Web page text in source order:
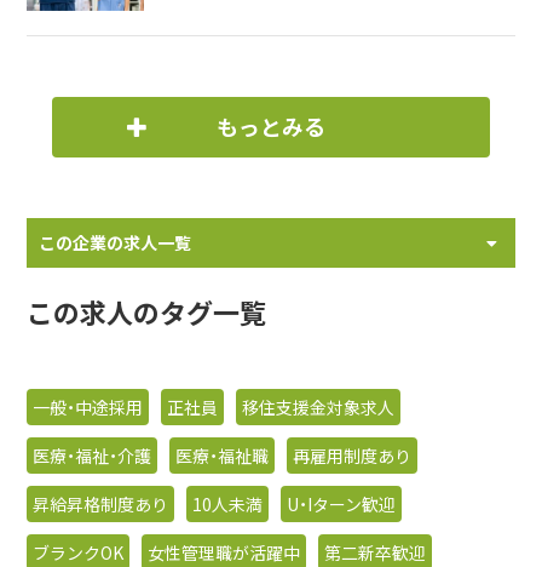
もっとみる
この企業の求人一覧
この求人のタグ一覧
一般・中途採用 正社員
移住支援金対象求人
医療・福祉・介護
医療・福祉職
再雇用制度あり
昇給昇格制度あり
10人未満
U・Iターン歓迎
ブランクOK
女性管理職が活躍中
第二新卒歓迎